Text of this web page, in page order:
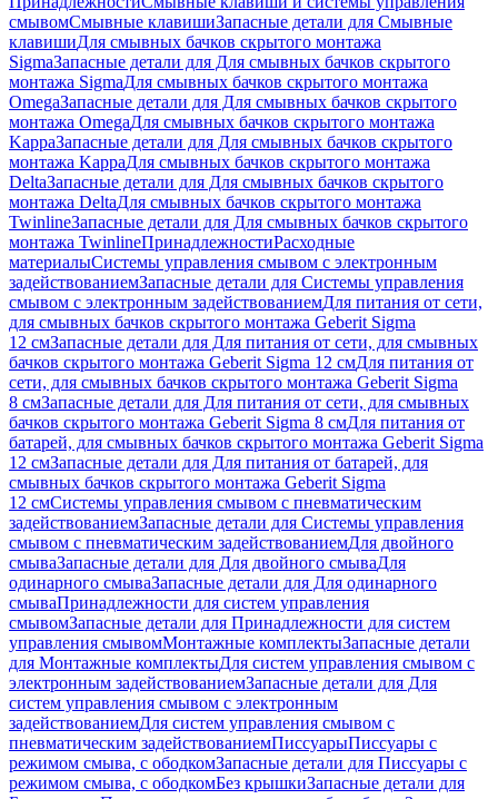
смывомСмывные клавишиЗапасные детали для Смывные
клавишиДля смывных бачков скрытого монтажа
SigmaЗапасные детали для Для смывных бачков скрытого
монтажа SigmaДля смывных бачков скрытого монтажа
OmegaЗапасные детали для Для смывных бачков скрытого
монтажа OmegaДля смывных бачков скрытого монтажа
KappaЗапасные детали для Для смывных бачков скрытого
монтажа KappaДля смывных бачков скрытого монтажа
DeltaЗапасные детали для Для смывных бачков скрытого
монтажа DeltaДля смывных бачков скрытого монтажа
TwinlineЗапасные детали для Для смывных бачков скрытого
монтажа TwinlineПринадлежностиРасходные
материалыСистемы управления смывом с электронным
задействованиемЗапасные детали для Системы управления
смывом с электронным задействованиемДля питания от сети,
для смывных бачков скрытого монтажа Geberit Sigma
12 смЗапасные детали для Для питания от сети, для смывных
бачков скрытого монтажа Geberit Sigma 12 смДля питания от
сети, для смывных бачков скрытого монтажа Geberit Sigma
8 смЗапасные детали для Для питания от сети, для смывных
бачков скрытого монтажа Geberit Sigma 8 смДля питания от
батарей, для смывных бачков скрытого монтажа Geberit Sigma
12 смЗапасные детали для Для питания от батарей, для
смывных бачков скрытого монтажа Geberit Sigma
12 смСистемы управления смывом с пневматическим
задействованиемЗапасные детали для Системы управления
смывом с пневматическим задействованиемДля двойного
смываЗапасные детали для Для двойного смываДля
одинарного смываЗапасные детали для Для одинарного
смываПринадлежности для систем управления
смывомЗапасные детали для Принадлежности для систем
управления смывомМонтажные комплектыЗапасные детали
для Монтажные комплектыДля систем управления смывом с
электронным задействованиемЗапасные детали для Для
систем управления смывом с электронным
задействованиемДля систем управления смывом с
пневматическим задействованиемПиссуарыПиссуары с
режимом смыва, с ободкомЗапасные детали для Писсуары с
режимом смыва, с ободкомБез крышкиЗапасные детали для